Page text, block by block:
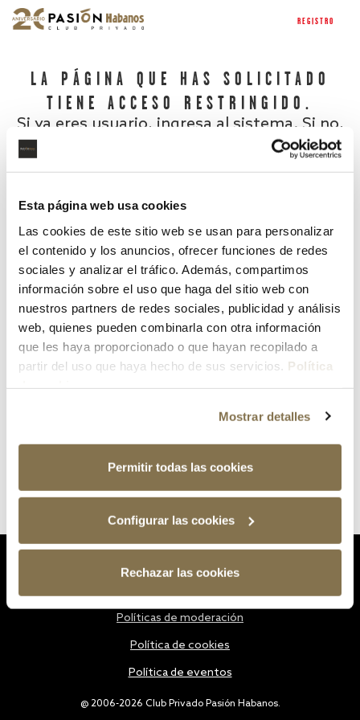
Esta página web usa cookies
Las cookies de este sitio web se usan para personalizar
el contenido y los anuncios, ofrecer funciones de redes
sociales y analizar el tráfico. Además, compartimos
información sobre el uso que haga del sitio web con
nuestros partners de redes sociales, publicidad y análisis
web, quienes pueden combinarla con otra información
que les haya proporcionado o que hayan recopilado a
partir del uso que haya hecho de sus servicios. Política
Mostrar detalles
Permitir todas las cookies
Configurar las cookies
Rechazar las cookies
REGISTRO
LA PÁGINA QUE HAS SOLICITADO
TIENE ACCESO RESTRINGIDO.
Si ya eres usuario, ingresa al sistema. Si no,
¿Has olvidado tu contraseña?
@ 2006-2026 Club Privado Pasión Habanos.
Políticas de moderación
Política de cookies
Política de eventos